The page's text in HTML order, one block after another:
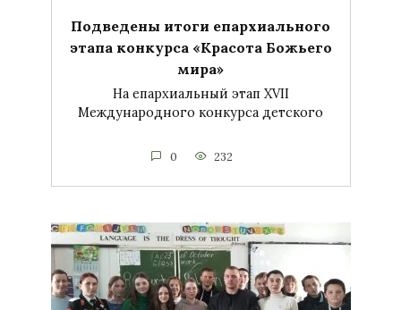
Подведены итоги епархиального
этапа конкурса «Красота Божьего
мира»
На епархиальный этап XVII
Международного конкурса детского
0 232